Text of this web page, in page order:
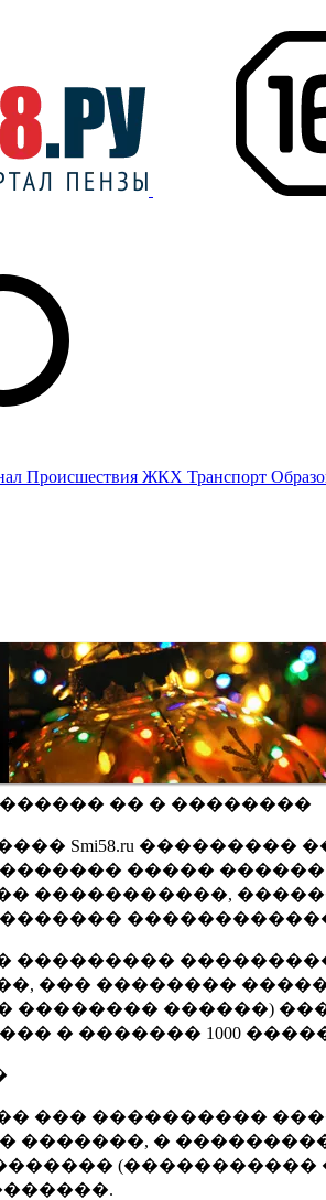
Происшествия ЖКХ Транспорт
�� � ��������
Smi58.ru
�����
�����������,
���������
��� ��������
�������� ������)
� ������� 1000
��� ����������
�������, �
(�����������